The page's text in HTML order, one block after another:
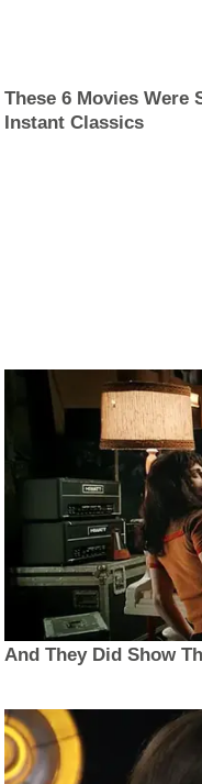
These 6 Movies Were
Instant Classics
And They Did Show